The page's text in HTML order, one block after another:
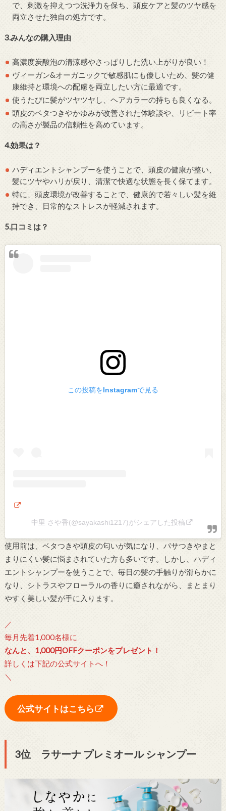
で、刺激を抑えつつ洗浄力を保ち、頭皮ケアと髪のツヤ感を
両立させた独自の処方です。
3.みんなの購入理由
高濃度炭酸泡の清涼感やさっぱりした洗い上がりが良い！
ヴィーガン&オーガニックで敏感肌にも優しいため、髪の健
康維持と環境への配慮を両立したい方に最適です。
使うたびに髪がツヤツヤし、ヘアカラーの持ちも良くなる。
頭皮のベタつきやかゆみが改善された体験談や、リピート率
の高さが製品の信頼性を高めています。
4.効果は？
ハディエントシャンプーを使うことで、頭皮の健康が整い、
髪にツヤやハリが戻り、清潔で快適な状態を長く保てます。
特に、頭皮環境が改善することで、健康的で若々しい髪を維
持でき、日常的なストレスが軽減されます。
5.口コミは？
この投稿をInstagramで見る
中里 さや香(@sayakashi1217)がシェアした投稿
使用前は、ベタつきや頭皮の匂いが気になり、パサつきやまと
まりにくい髪に悩まされていた方も多いです。しかし、ハディ
エントシャンプーを使うことで、毎日の髪の手触りが滑らかに
なり、シトラスやフローラルの香りに癒されながら、まとまり
やすく美しい髪が手に入ります。
／
毎月先着1,000名様に
なんと、1,000円OFFクーポンをプレゼント！
詳しくは下記の公式サイトへ！
＼
公式サイトはこちら
3位 ラサーナ プレミオール シャンプー